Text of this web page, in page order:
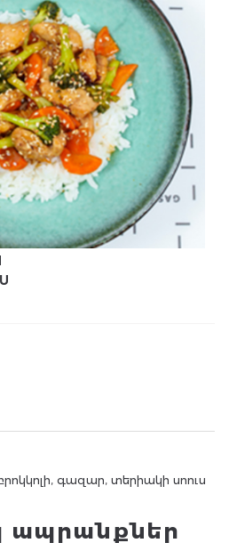
գազար, տերիակի սոուս